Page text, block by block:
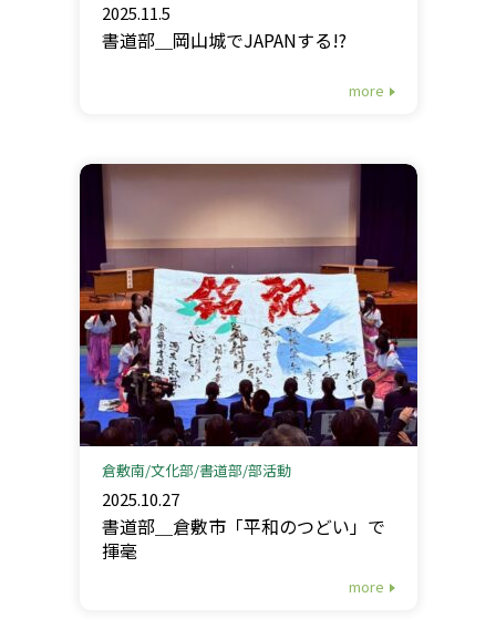
2025.11.5
書道部＿岡山城でJAPANする!?
more
倉敷南 文化部 書道部 部活動
2025.10.27
書道部＿倉敷市「平和のつどい」で
揮毫
more